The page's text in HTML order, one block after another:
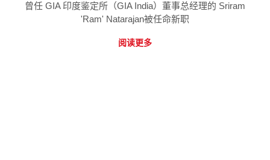
曾任 GIA 印度鉴定所（GIA India）董事总经理的 Sriram
'Ram' Natarajan被任命新职
阅读更多